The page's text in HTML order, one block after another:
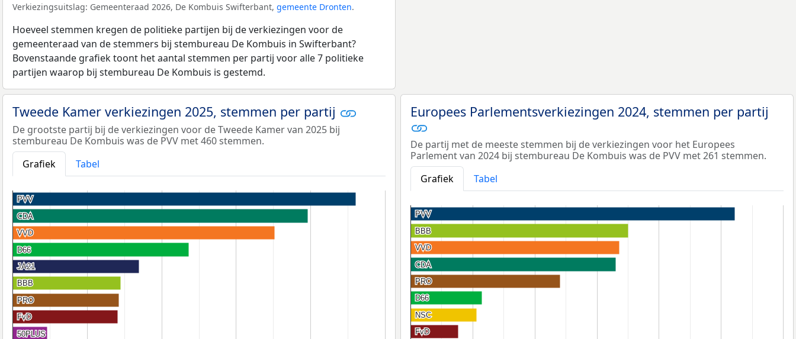
Verkiezingsuitslag: Gemeenteraad 2026, De Kombuis Swifterbant, gemeente Dronten.
Hoeveel stemmen kregen de politieke partijen bij de verkiezingen voor de
gemeenteraad van de stemmers bij stembureau De Kombuis in Swifterbant?
Bovenstaande grafiek toont het aantal stemmen per partij voor alle 7 politieke
partijen waarop bij stembureau De Kombuis is gestemd.
Tweede Kamer verkiezingen 2025, stemmen per partij
De grootste partij bij de verkiezingen voor de Tweede Kamer van 2025 bij
stembureau De Kombuis was de PVV met 460 stemmen.
Grafiek
Tabel
PVV
PVV
CDA
CDA
VVD
VVD
D66
D66
JA21
JA21
BBB
BBB
PRO
PRO
FvD
FvD
50PLUS
50PLUS
Europees Parlementsverkiezingen 2024, stemmen per partij
De partij met de meeste stemmen bij de verkiezingen voor het Europees
Parlement van 2024 bij stembureau De Kombuis was de PVV met 261 stemmen.
Grafiek
Tabel
PVV
PVV
BBB
BBB
VVD
VVD
CDA
CDA
PRO
PRO
D66
D66
NSC
NSC
FvD
FvD